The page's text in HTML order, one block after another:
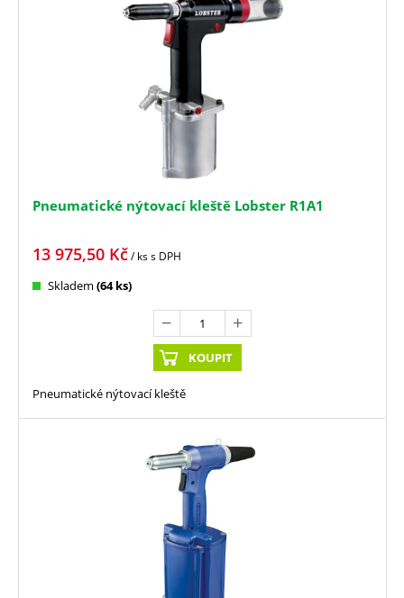
Pneumatické nýtovací kleště Lobster R1A1
13 975,50 Kč/ kss DPH
Skladem (64 ks)
KOUPIT
Pneumatické nýtovací kleště